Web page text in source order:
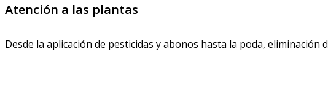
Atención a las plantas
Desde la aplicación de pesticidas y abonos hasta la poda, eliminación